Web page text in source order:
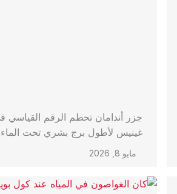
جزر أندامان تحطم الرقم
غينيس لأطول برج بشري تحت الماء
مايو 8, 2026